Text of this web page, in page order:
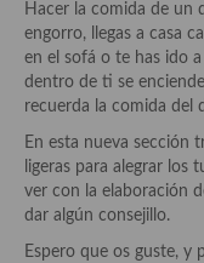
Especias, hierbas,
Historia de la
historias culinarias y
Origen y evolución
Protocolo y buenas
Hacer la comida de un
engorro, llegas a casa
en el sofá o te has ido
dentro de ti se
recuerda la comida del
En esta nueva sección
ligeras para alegrar los
ver con la elaboración
dar algún consejillo.
Espero que os guste,